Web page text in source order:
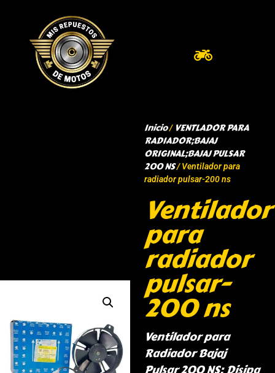
Inicio/ VENTLADOR PARA
RADIADOR;BAJAJ
ORIGINAL;BAJAJ PULSAR
200 NS/ Ventilador para
radiador pulsar-200 ns
Ventilador
para
radiador
pulsar-
200 ns
Ventilador para
Radiador Bajaj